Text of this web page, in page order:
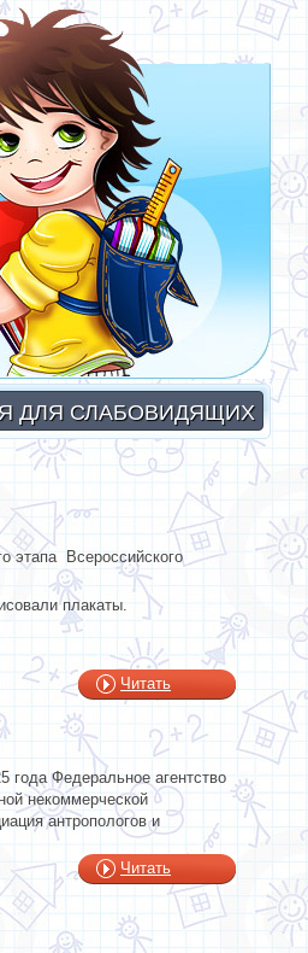
ДЛЯ СЛАБОВИДЯЩИХ
этапа Всероссийского
плакаты.
Читать
года Федеральное агентство
некоммерческой
антропологов и
Читать